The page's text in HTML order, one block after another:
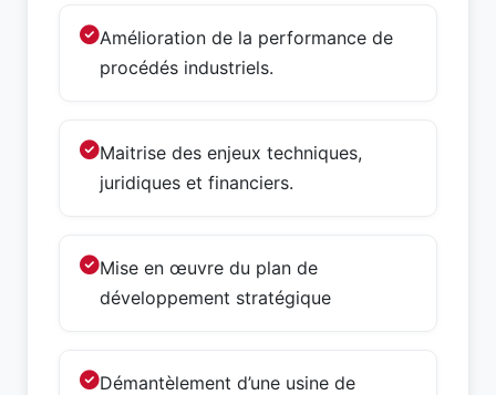
Amélioration de la performance de
procédés industriels.
Maitrise des enjeux techniques,
juridiques et financiers.
Mise en œuvre du plan de
développement stratégique
Démantèlement d’une usine de